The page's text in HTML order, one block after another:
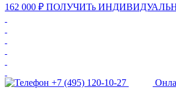
162 000 ₽ ПОЛУЧИТь
+7 (495) 120-10-27